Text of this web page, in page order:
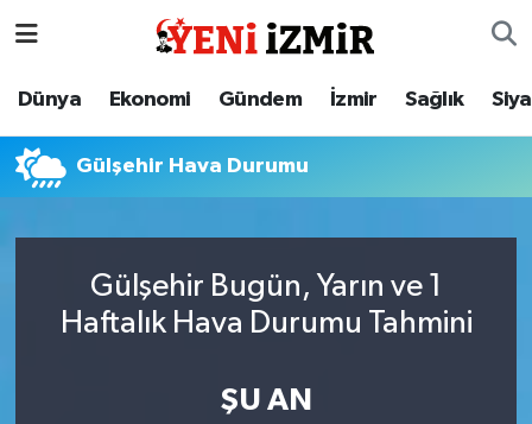
Dünya Ekonomi Gündem İzmir Sağlık
Gülşehir Hava Durumu
Gülşehir Bugün, Yarın ve 1
Haftalık Hava Durumu Tahmini
ŞU AN
Dünya
İzmir
Sağlık
İzmir Nöbetçi Eczaneler
İzmir Trafik Yoğunluk Haritası
Süper Lig Puan Durumu ve Fikstür